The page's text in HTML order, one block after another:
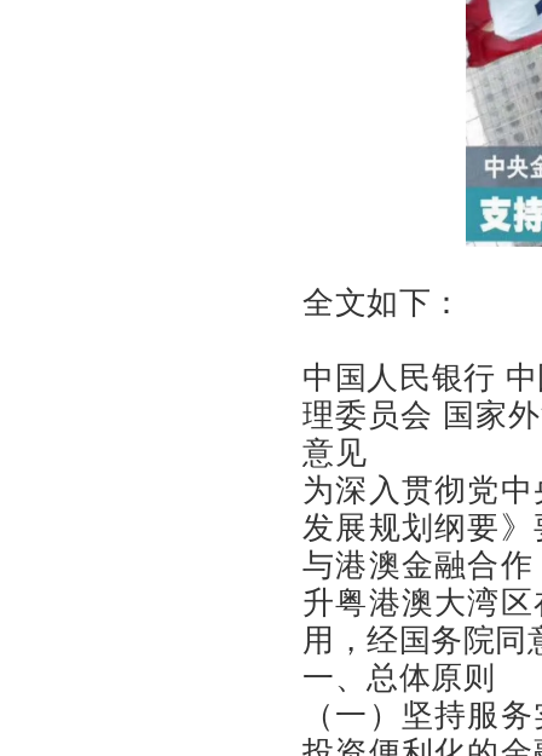
全文如下：
中国人民银行
理委员会 国家
意见
为深入贯彻党
发展规划纲要
与港澳金融合
升粤港澳大湾
用，经国务院同
一、总体原则
（一）坚持服